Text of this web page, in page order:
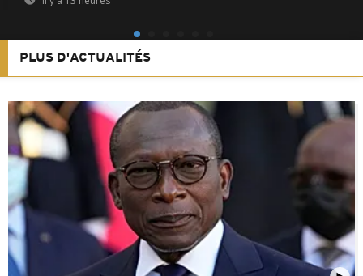
PLUS D'ACTUALITÉS